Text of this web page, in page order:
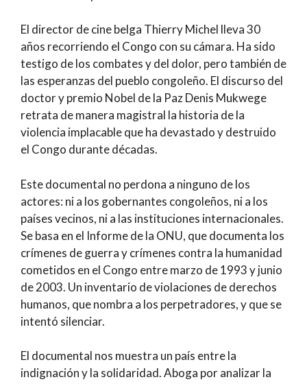
El director de cine belga Thierry Michel lleva 30
años recorriendo el Congo con su cámara. Ha sido
testigo de los combates y del dolor, pero también de
las esperanzas del pueblo congoleño. El discurso del
doctor y premio Nobel de la Paz Denis Mukwege
retrata de manera magistral la historia de la
violencia implacable que ha devastado y destruido
el Congo durante décadas.
Este documental no perdona a ninguno de los
actores: ni a los gobernantes congoleños, ni a los
países vecinos, ni a las instituciones internacionales.
Se basa en el Informe de la ONU, que documenta los
crímenes de guerra y crímenes contra la humanidad
cometidos en el Congo entre marzo de 1993 y junio
de 2003. Un inventario de violaciones de derechos
humanos, que nombra a los perpetradores, y que se
intentó silenciar.
El documental nos muestra un país entre la
indignación y la solidaridad. Aboga por analizar la